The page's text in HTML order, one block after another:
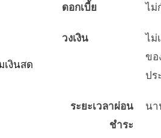
เงินสด
ดอกเบี้ย ไม่
วงเงิน
ไม่
ขอ
ปร
ระยะเวลาผ่อน
ชำระ
นา